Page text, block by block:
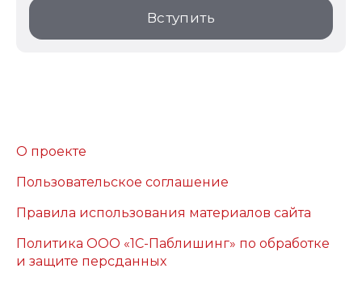
Вступить
О проекте
Пользовательское соглашение
Правила использования материалов сайта
Политика ООО «1С-Паблишинг» по обработке
и защите персданных